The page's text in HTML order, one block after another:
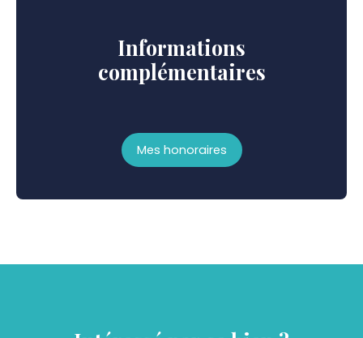
Informations
complémentaires
Mes honoraires